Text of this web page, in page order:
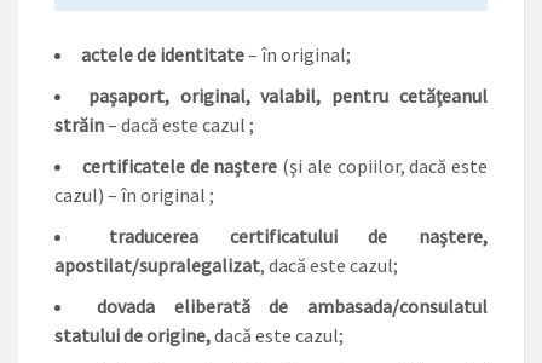
actele de identitate– în original;
paşaport, original, valabil, pentru cetăţeanul
străin– dacă este cazul ;
certificatele de naştere (şi ale copiilor, dacă este
cazul) – în original ;
traducerea certificatului de naştere,
apostilat/supralegalizat, dacă este cazul;
dovada eliberată de ambasada/consulatul
statului de origine,dacă este cazul;